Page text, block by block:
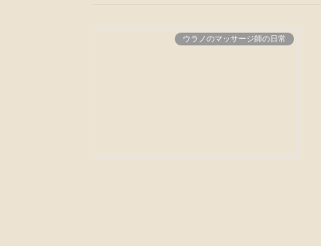
ウラノのマッサージ師の日常